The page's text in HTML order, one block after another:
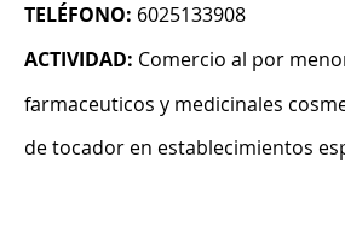
TELÉFONO: 6025133908
ACTIVIDAD: Comercio al por
farmaceuticos y medicinales
de tocador en establecimientos